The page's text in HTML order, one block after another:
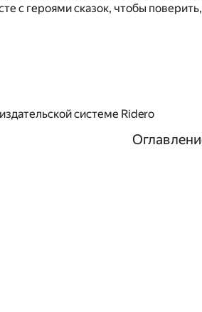
с героями сказок, чтобы
системе Ridero